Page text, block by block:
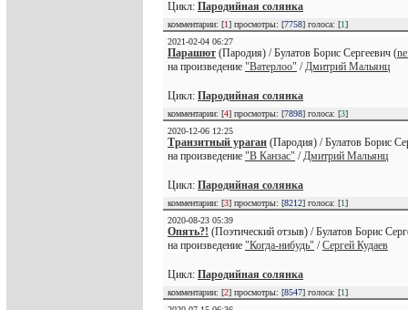
Цикл: Пародийная солянка
комментарии: [1] просмотры: [7758] голоса: [1]
2021-02-04 06:27
Парашют (Пародия) / Булатов Борис Сергеевич (
на произведение "Ватерлоо" /Дмитрий Мальянц
Цикл: Пародийная солянка
комментарии: [4] просмотры: [7898] голоса: [3]
2020-12-06 12:25
Транзитный ураган (Пародия) / Булатов Борис
на произведение "В Канзас" /Дмитрий Мальянц
Цикл: Пародийная солянка
комментарии: [3] просмотры: [8212] голоса: [1]
2020-08-23 05:39
Опять?! (Поэтический отзыв) / Булатов Борис
на произведение "Когда-нибудь" /Сергей Кудаев
Цикл: Пародийная солянка
комментарии: [2] просмотры: [8547] голоса: [1]